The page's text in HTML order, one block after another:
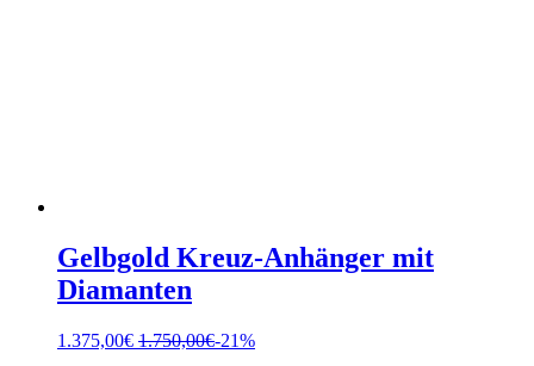
Gelbgold Kreuz-Anhänger mit
Diamanten
1.375,00€ 1.750,00€-21%